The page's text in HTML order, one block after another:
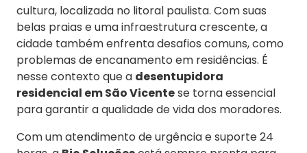
cultura, localizada no litoral paulista. Com suas
belas praias e uma infraestrutura crescente, a
cidade também enfrenta desafios comuns, como
problemas de encanamento em residências. É
nesse contexto que a desentupidora
residencial em São Vicentese torna essencial
para garantir a qualidade de vida dos moradores.
Com um atendimento de urgência e suporte 24